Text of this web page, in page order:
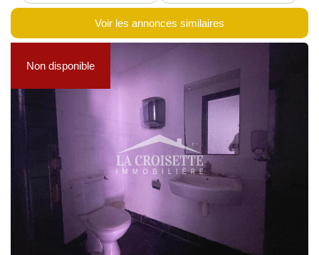
Voir les annonces similaires
Non disponible